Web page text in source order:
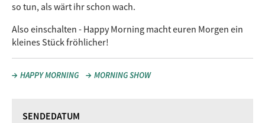
so tun, als wärt ihr schon wach.
Also einschalten - Happy Morning macht euren Morgen ein
kleines Stück fröhlicher!
HAPPY MORNING MORNING SHOW
SENDEDATUM